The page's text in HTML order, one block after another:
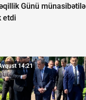
Günü münasibətilə
etdi
14:21